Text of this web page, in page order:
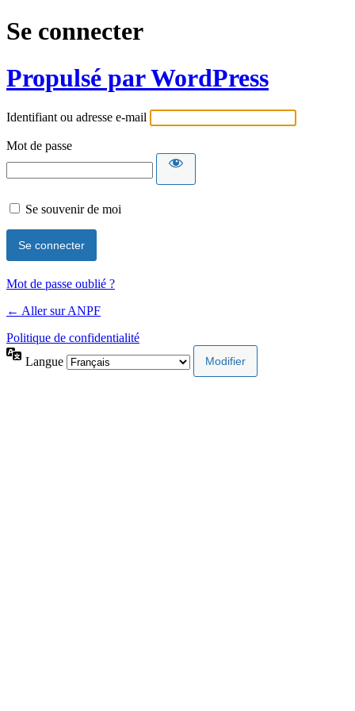
Se connecter
Propulsé par WordPress
Identifiant ou adresse e-mail
Mot de passe
Se souvenir de moi
Mot de passe oublié ?
← Aller sur ANPF
Politique de confidentialité
Langue